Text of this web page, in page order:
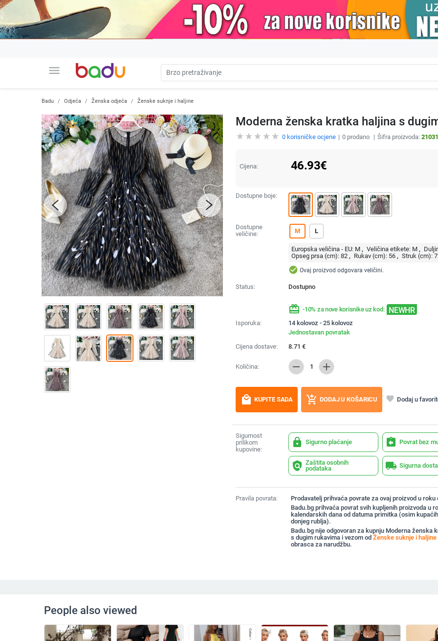
menu
Badu Odjeća Ženska odjeća Ženske suknje i haljine
Moderna ženska kratka haljina s
0korisničke ocjene 0prodano Šifra proizvoda:
Cijena: 46.93€
Dostupne boje:
Dostupne
veličine:
M L
Europska veličina - EU: M Veličina etikete: M
Opseg prsa (cm): 82 Rukav (cm): 56 Struk (cm):
check_circle Ovaj proizvod odgovara veličini.
Status: Dostupno
redeem -10% za nove korisnike uz kod: NEWHR
Isporuka:
14 kolovoz - 25 kolovoz
Jednostavan povratak
Cijena dostave:
8.71 €
Količina: remove 1 add
local_mall KUPITE SADA add_shopping_cart DODAJ U KOŠARICU favorite Dodaj u
Sigurnost
prilikom
kupovine:
lock Sigurno plaćanje assignment_return Povrat bez
policy Zaštita osobnih
podataka
local_shipping Sigurna
Pravila povrata:
Prodavatelj prihvaća povrate za ovaj proizvod u roku
Badu.bg prihvaća povrat svih kupljenih proizvoda u
kalendarskih dana od datuma primitka (osim
donjeg rublja).
Badu.bg nije odgovoran za kupnju Moderna ženska
s dugim rukavima i vezom od Ženske suknje i haljine
obrasca za narudžbu.
People also viewed